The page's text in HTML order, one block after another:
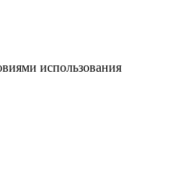
использования